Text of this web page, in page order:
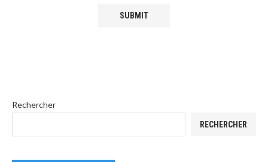
Rechercher
RECHERCHER